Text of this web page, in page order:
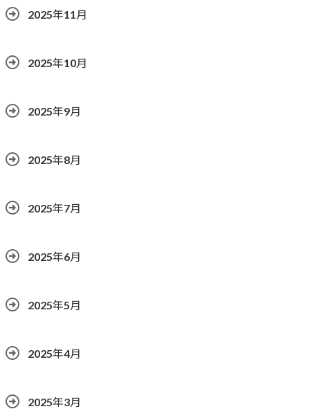
2025年11月
2025年10月
2025年9月
2025年8月
2025年7月
2025年6月
2025年5月
2025年4月
2025年3月